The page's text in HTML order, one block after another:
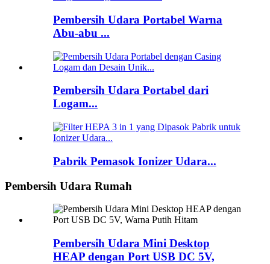
Pembersih Udara Portabel Warna
Abu-abu ...
Pembersih Udara Portabel dari
Logam...
Pabrik Pemasok Ionizer Udara...
Pembersih Udara Rumah
Pembersih Udara Mini Desktop
HEAP dengan Port USB DC 5V,